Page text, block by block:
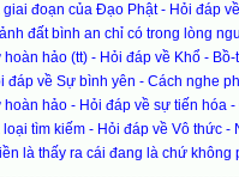
giai đoạn của Đạo Phật - Hỏi đáp
đất bình an chỉ có trong lòng
hoàn hảo (tt) - Hỏi đáp về Khổ - Bồ-
đáp về Sự bình yên - Cách nghe
hoàn hảo - Hỏi đáp về sự tiến hóa
loại tìm kiếm - Hỏi đáp về Vô thức
là thấy ra cái đang là chứ